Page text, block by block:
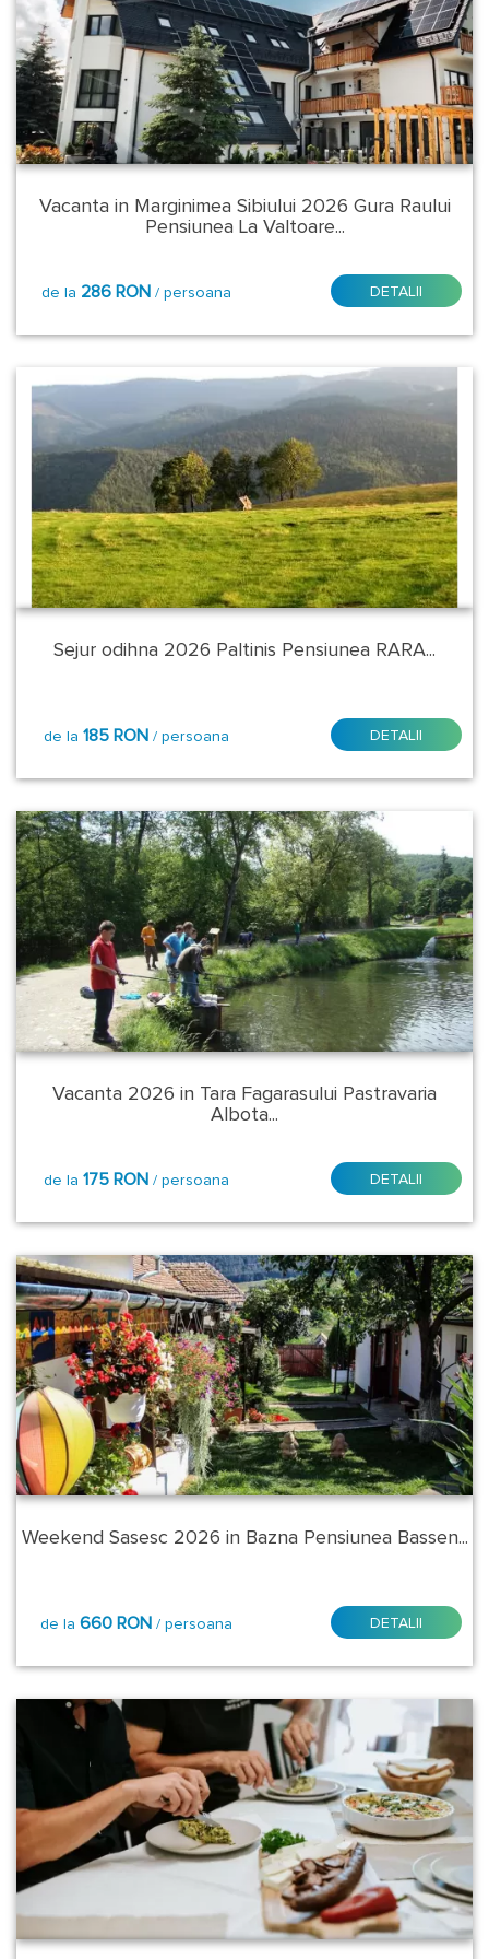
Arges
Bacau
Bansko
Bihor
Nasaud
Brasov
Buzau
Caras
Severin
Cluj
Covasna
Maramures
Mehedinti
Mures
Pamporovo
Valcea
Veliko
Tarnovo
Localitate
-
Statiune:
de
Bazna
Raului
3*
4*
Vacanta in Marginimea Sibiului 2026 Gura Raului
Pensiunea La Valtoare...
de la 286 RON / persoana DETALII
Sejur odihna 2026 Paltinis Pensiunea RARA...
de la 185 RON / persoana DETALII
Vacanta 2026 in Tara Fagarasului Pastravaria
Albota...
de la 175 RON / persoana DETALII
Weekend Sasesc 2026 in Bazna Pensiunea Bassen...
de la 660 RON / persoana DETALII